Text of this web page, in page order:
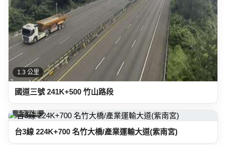
1.3 公里
國道三號 241K+500 竹山路段
1.5 公里
台3線 224K+700 名竹大橋/產業運輸大道(紫南宮)